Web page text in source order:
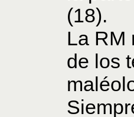
(18).
La RM
de los